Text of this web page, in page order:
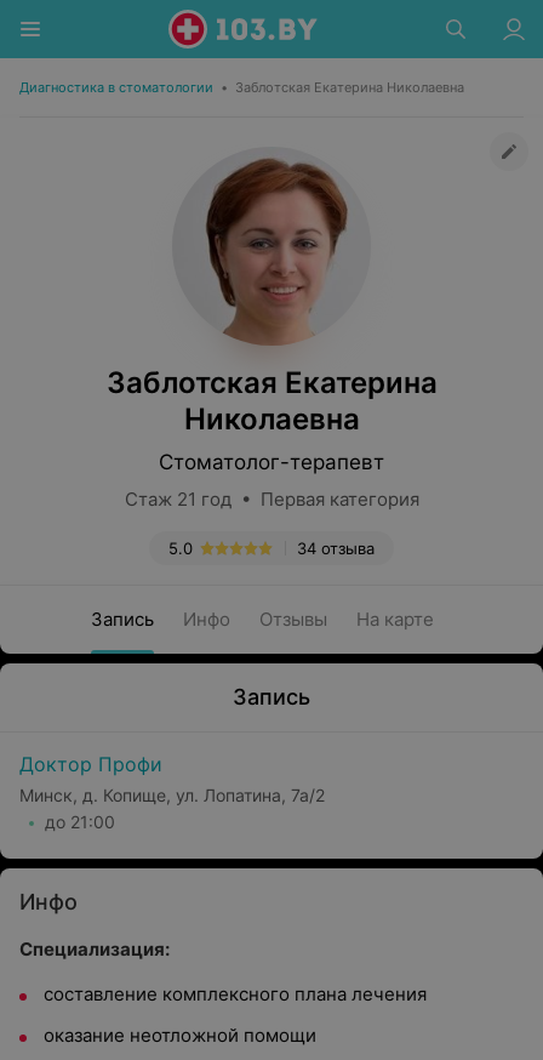
Диагностика в стоматологии • Заблотская Екатерина Николаевна
Заблотская Екатерина
Николаевна
Стоматолог-терапевт
Стаж 21 год • Первая категория
34 отзыва
5.0
Запись Инфо Отзывы На карте
Запись
Доктор Профи
Минск, д. Копище, ул. Лопатина, 7а/2
до 21:00
Инфо
Специализация:
составление комплексного плана лечения
оказание неотложной помощи